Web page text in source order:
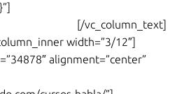
[/vc_column_text]
width=”3/12″]
alignment=”center”